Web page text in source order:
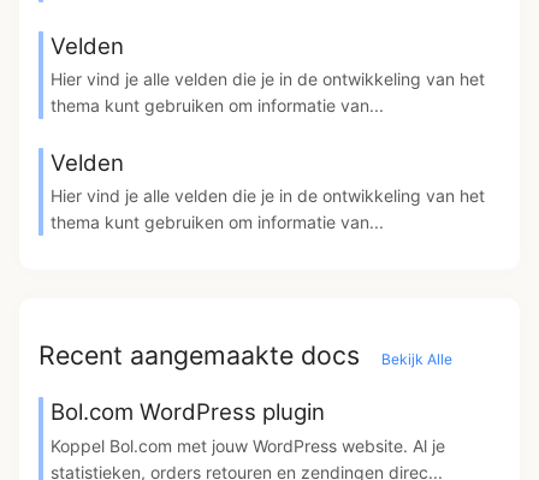
Velden
Hier vind je alle velden die je in de ontwikkeling van het
thema kunt gebruiken om informatie van...
Velden
Hier vind je alle velden die je in de ontwikkeling van het
thema kunt gebruiken om informatie van...
Recent aangemaakte docs Bekijk Alle
Bol.com WordPress plugin
Koppel Bol.com met jouw WordPress website. Al je
statistieken, orders retouren en zendingen direc...